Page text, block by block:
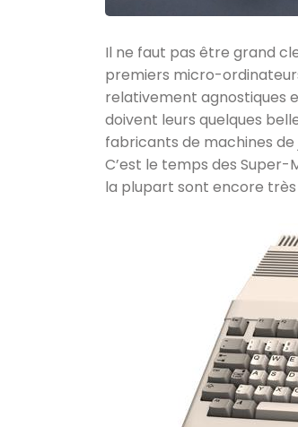
Il ne faut pas être grand
premiers micro-
relativement agnostiques
doivent leurs quelques
fabricants de machines de
C’est le temps des Super-
la plupart sont encore très